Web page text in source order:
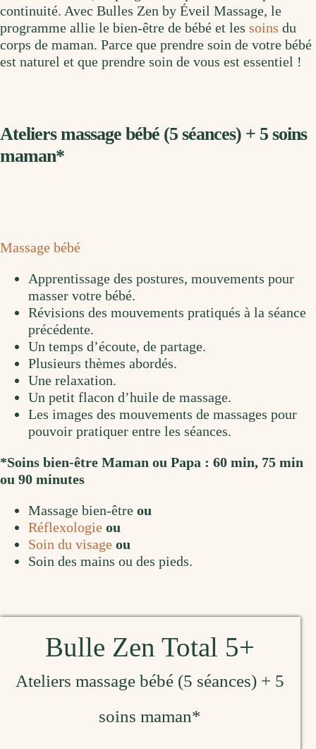
continuité. Avec Bulles Zen by Éveil Massage, le
programme allie le bien-être de bébé et les soins du
corps de maman. Parce que prendre soin de votre bébé
est naturel et que prendre soin de vous est essentiel !
Ateliers massage bébé (5 séances) + 5 soins
maman*
Massage bébé
Apprentissage des postures, mouvements pour
masser votre bébé.
Révisions des mouvements pratiqués à la séance
précédente.
Un temps d’écoute, de partage.
Plusieurs thèmes abordés.
Une relaxation.
Un petit flacon d’huile de massage.
Les images des mouvements de massages pour
pouvoir pratiquer entre les séances.
*Soins bien-être Maman ou Papa : 60 min, 75 min
ou 90 minutes
Massage bien-être ou
Réflexologie ou
Soin du visage ou
Soin des mains ou des pieds.
Bulle Zen Total 5+
Ateliers massage bébé (5 séances) + 5
soins maman*